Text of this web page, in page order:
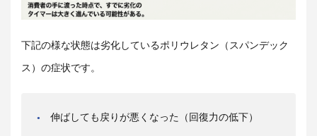
下記の様な状態は劣化しているポリウレタン（スパンデック
ス）の症状です。
伸ばしても戻りが悪くなった（回復力の低下）